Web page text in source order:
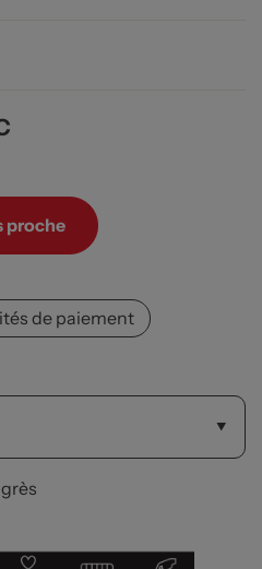
proche
de paiement